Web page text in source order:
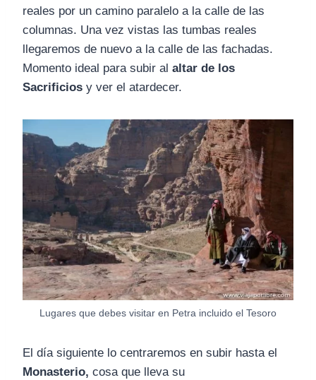
reales por un camino paralelo a la calle de las
columnas. Una vez vistas las tumbas reales
llegaremos de nuevo a la calle de las fachadas.
Momento ideal para subir al altar de los
Sacrificios y ver el atardecer.
Lugares que debes visitar en Petra incluido el Tesoro
El día siguiente lo centraremos en subir hasta el
Monasterio, cosa que lleva su